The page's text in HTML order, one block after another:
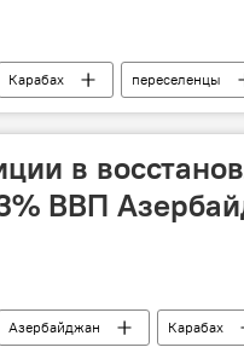
Карабах переселенцы
в
ВВП
Азербайджан
Карабах